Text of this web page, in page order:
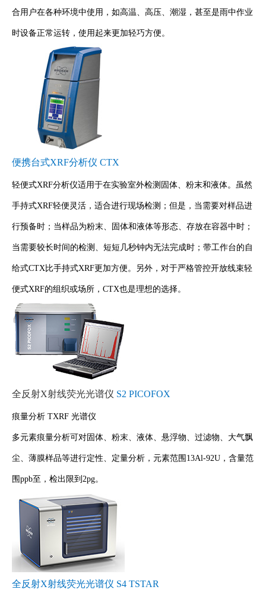
合用户在各种环境中使用，如高温、高压、潮湿，甚至是雨中作业
时设备正常运转，使用起来更加轻巧方便。
便携台式XRF分析仪 CTX
轻便式XRF分析仪适用于在实验室外检测固体、粉末和液体。虽然
手持式XRF轻便灵活，适合进行现场检测；但是，当需要对样品进
行预备时；当样品为粉末、固体和液体等形态、存放在容器中时；
当需要较长时间的检测、短短几秒钟内无法完成时；带工作台的自
给式CTX比手持式XRF更加方便。另外，对于严格管控开放线束轻
便式XRF的组织或场所，CTX也是理想的选择。
全反射X射线荧光光谱仪 S2 PICOFOX
痕量分析 TXRF 光谱仪
多元素痕量分析可对固体、粉末、液体、悬浮物、过滤物、大气飘
尘、薄膜样品等进行定性、定量分析，元素范围13Al-92U，含量范
围ppb至，检出限到2pg。
全反射X射线荧光光谱仪 S4 TSTAR